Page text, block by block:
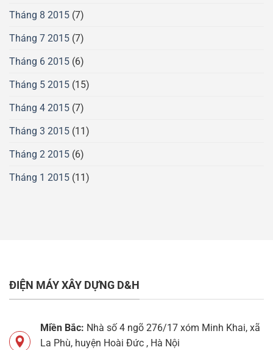
Tháng 8 2015 (7)
Tháng 7 2015 (7)
Tháng 6 2015 (6)
Tháng 5 2015 (15)
Tháng 4 2015 (7)
Tháng 3 2015 (11)
Tháng 2 2015 (6)
Tháng 1 2015 (11)
ĐIỆN MÁY XÂY DỰNG D&H
Miền Bắc: Nhà số 4 ngõ 276/17 xóm Minh Khai, xã
La Phù, huyện Hoài Đức , Hà Nội